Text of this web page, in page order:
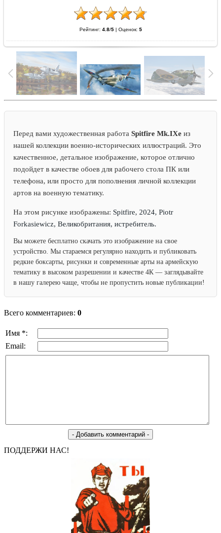
Рейтинг: 4.8/5| Оценок: 5
Перед вами художественная работа Spitfire Mk.IXe из
нашей коллекции военно-исторических иллюстраций. Это
качественное, детальное изображение, которое отлично
подойдет в качестве обоев для рабочего стола ПК или
телефона, или просто для пополнения личной коллекции
артов на военную тематику.
На этом рисунке изображены: Spitfire, 2024, Piotr
Forkasiewicz, Великобритания, истребитель.
Вы можете бесплатно скачать это изображение на свое
устройство. Мы стараемся регулярно находить и публиковать
редкие боксарты, рисунки и современные арты на армейскую
тематику в высоком разрешении и качестве 4К — заглядывайте
в нашу галерею чаще, чтобы не пропустить новые публикации!
Всего комментариев: 0
Имя *:
Email:
ПОДДЕРЖИ НАС!